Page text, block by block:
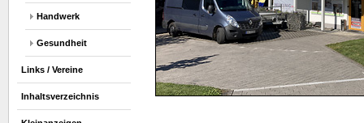
Handwerk
Gesundheit
Links / Vereine
Inhaltsverzeichnis